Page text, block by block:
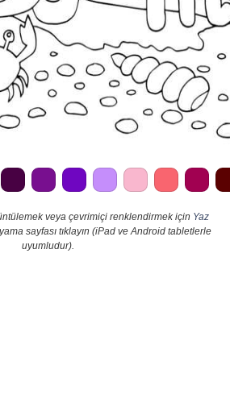
veya çevrimiçi renklendirmek için Yaz
sayfası tıklayın (iPad ve Android tabletlerle
uyumludur).